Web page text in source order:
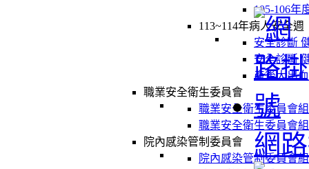
105-106年
113~114年病人安全週
安全診斷
安全診斷
產後大出血
職業安全衛生委員會
職業安全衛生委員會
職業安全衛生委員會
院內感染管制委員會
院內感染管制委員會
網